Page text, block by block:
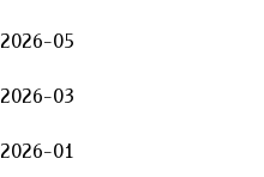
2026-05
2026-03
2026-01